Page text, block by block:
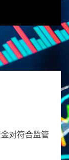
对符合监管